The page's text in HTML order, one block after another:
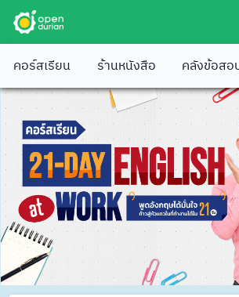
คอร์สเรียน ร้านหนังสือ คลังข้อสอ